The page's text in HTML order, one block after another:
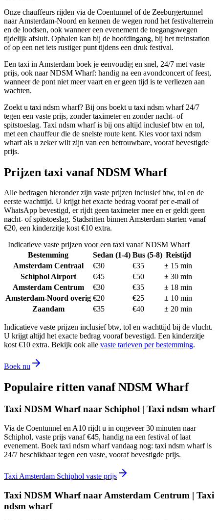
Onze chauffeurs rijden via de Coentunnel of de Zeeburgertunnel
naar Amsterdam-Noord en kennen de wegen rond het festivalterrein
en de loodsen, ook wanneer een evenement de toegangswegen
tijdelijk afsluit. Ophalen kan bij de hoofdingang, bij het treinstation
of op een net iets rustiger punt tijdens een druk festival.
Een taxi in Amsterdam boek je eenvoudig en snel, 24/7 met vaste
prijs, ook naar NDSM Wharf: handig na een avondconcert of feest,
wanneer de pont niet meer vaart en er geen tijd is te verliezen aan
wachten.
Zoekt u taxi ndsm wharf? Bij ons boekt u taxi ndsm wharf 24/7
tegen een vaste prijs, zonder taximeter en zonder nacht- of
spitstoeslag. Taxi ndsm wharf is bij ons altijd inclusief btw en tol,
met een chauffeur die de snelste route kent. Kies voor taxi ndsm
wharf als u zeker wilt zijn van een betrouwbare, vooraf bevestigde
prijs.
Prijzen taxi vanafNDSM Wharf
Alle bedragen hieronder zijn vaste prijzen inclusief btw, tol en de
eerste wachttijd. U krijgt het exacte bedrag vooraf per e-mail of
WhatsApp bevestigd, er rijdt geen taximeter mee en er geldt geen
nacht- of spitstoeslag. Stadsritten binnen Amsterdam starten vanaf
€20, een kinderzitje kost €10 extra.
Indicatieve vaste prijzen voor een taxi vanafNDSM Wharf
Bestemming
Sedan (1-4) Bus (5-8) Reistijd
Amsterdam Centraal
€30 €35 ± 15 min
Schiphol Airport
€45 €50 ± 30 min
Amsterdam Centrum
€30 €35 ± 18 min
Amsterdam-Noord overig €20 €25 ± 10 min
Zaandam
€35 €40 ± 20 min
Indicatieve vaste prijzen inclusief btw, tol en wachttijd bij de vlucht.
U krijgt altijd het exacte bedrag vooraf bevestigd. Een kinderzitje
kost €10 extra. Bekijk ook alle vaste tarieven per bestemming.
Boek nu
Populaire ritten vanafNDSM Wharf
Taxi NDSM Wharf naar Schiphol | Taxi ndsm wharf
Via de Coentunnel en A10 rijdt u in ongeveer 30 minuten naar
Schiphol, vaste prijs vanaf €45, handig na een festival of laat
evenement. Boek taxi ndsm wharf vandaag nog: taxi ndsm wharf is
24/7 beschikbaar tegen een vaste, vooraf bevestigde prijs.
Taxi Amsterdam Schiphol vaste prijs
Taxi NDSM Wharf naar Amsterdam Centrum | Taxi
ndsm wharf